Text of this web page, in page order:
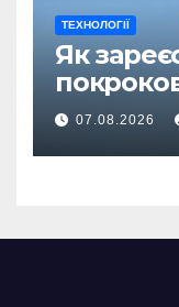
ТЕХНОЛОГІЇ
Як
07.08.2026